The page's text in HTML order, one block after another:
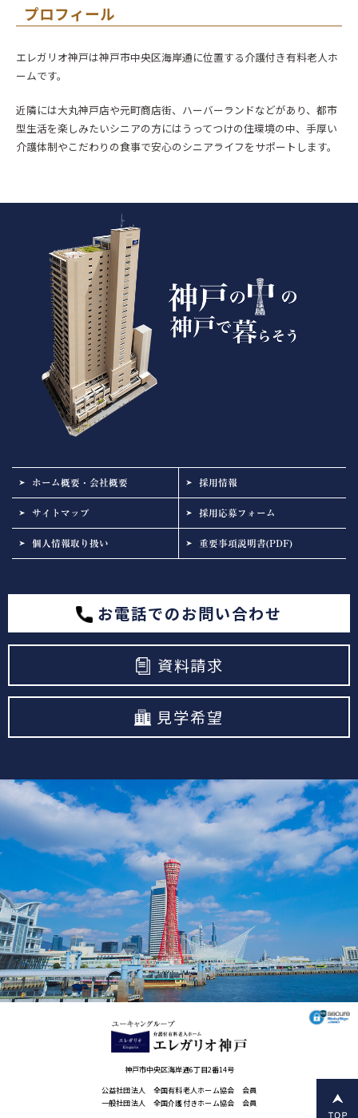
プロフィール
エレガリオ神戸は神戸市中央区海岸通に位置する介護付き有料老人ホ
ームです。
近隣には大丸神戸店や元町商店街、ハーバーランドなどがあり、都市
型生活を楽しみたいシニアの方にはうってつけの住環境の中、手厚い
介護体制やこだわりの食事で安心のシニアライフをサポートします。
ホーム概要・会社概要 採用情報
サイトマップ 採用応募フォーム
個人情報取り扱い 重要事項説明書(PDF)
お電話でのお問い合わせ
資料請求
見学希望
神戸市中央区海岸通6丁目2番14号
公益社団法人 全国有料老人ホーム協会 会員
一般社団法人 全国介護付きホーム協会 会員